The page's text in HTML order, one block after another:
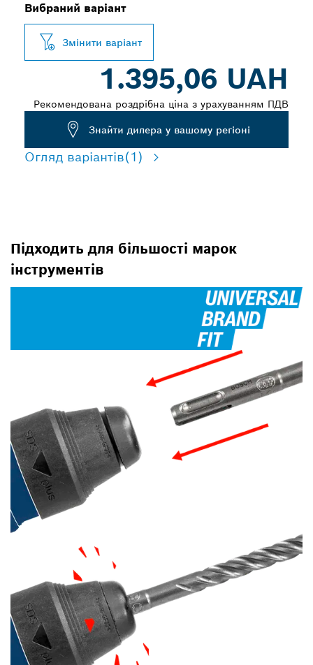
Вибраний варіант
Змінити варіант
1.395,06 UAH
Рекомендована роздрібна ціна з урахуванням ПДВ
Знайти дилера у вашому регіоні
Огляд варіантів(1)
Підходить для більшості марок
інструментів